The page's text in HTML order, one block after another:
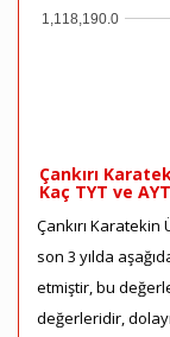
1,118,190.0
Çankırı
Kaç TYT ve
Çankırı Karatekin
son 3 yılda
etmiştir, bu
değerleridir,